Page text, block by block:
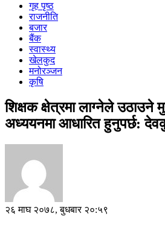
गृह पृष्ठ
राजनीति
बजार
बैंक
स्वास्थ्य
खेलकुद
मनोरञ्जन
कृषि
शिक्षक क्षेत्रमा लाग्नेले उठाउने
अध्ययनमा आधारित हुनुपर्छ:
२६ माघ २०७८, बुधबार २०:५९